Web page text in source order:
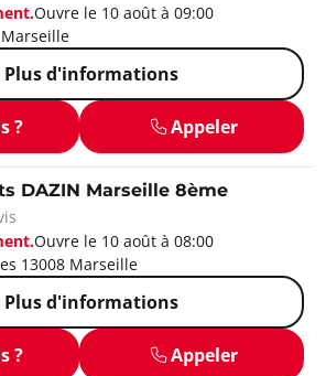
Ouvre le 10 août à 09:00
Plus d'informations
? Appeler
DAZIN Marseille 8ème
Ouvre le 10 août à 08:00
13008 Marseille
Plus d'informations
? Appeler